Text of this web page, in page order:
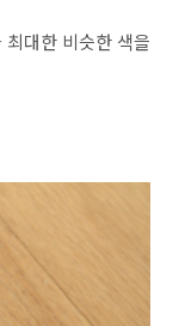
대한 비슷한 색을